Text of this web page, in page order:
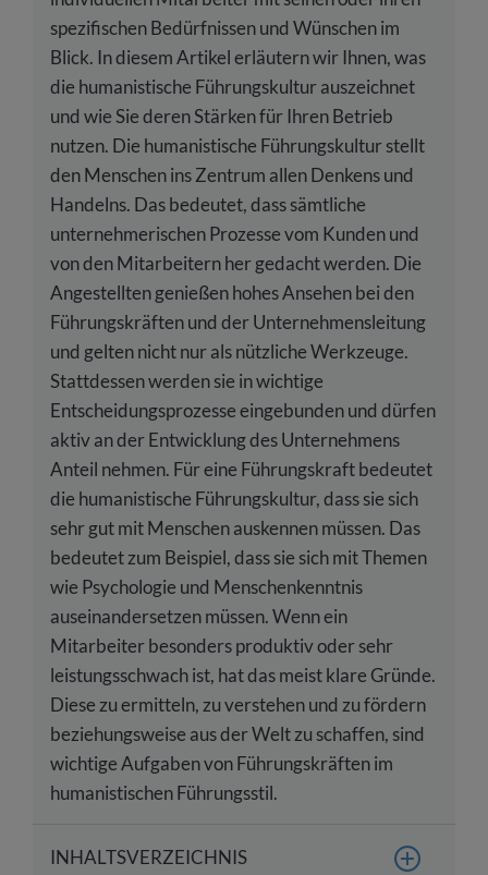
spezifischen Bedürfnissen und Wünschen im
Blick. In diesem Artikel erläutern wir Ihnen, was
die humanistische Führungskultur auszeichnet
und wie Sie deren Stärken für Ihren Betrieb
nutzen. Die humanistische Führungskultur stellt
den Menschen ins Zentrum allen Denkens und
Handelns. Das bedeutet, dass sämtliche
unternehmerischen Prozesse vom Kunden und
von den Mitarbeitern her gedacht werden. Die
Angestellten genießen hohes Ansehen bei den
Führungskräften und der Unternehmensleitung
und gelten nicht nur als nützliche Werkzeuge.
Stattdessen werden sie in wichtige
Entscheidungsprozesse eingebunden und dürfen
aktiv an der Entwicklung des Unternehmens
Anteil nehmen. Für eine Führungskraft bedeutet
die humanistische Führungskultur, dass sie sich
sehr gut mit Menschen auskennen müssen. Das
bedeutet zum Beispiel, dass sie sich mit Themen
wie Psychologie und Menschenkenntnis
auseinandersetzen müssen. Wenn ein
Mitarbeiter besonders produktiv oder sehr
leistungsschwach ist, hat das meist klare Gründe.
Diese zu ermitteln, zu verstehen und zu fördern
beziehungsweise aus der Welt zu schaffen, sind
wichtige Aufgaben von Führungskräften im
humanistischen Führungsstil.
INHALTSVERZEICHNIS